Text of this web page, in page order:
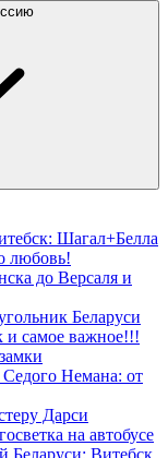
Шагал+Белла
любовь!
до Версаля и
Беларуси
и самое важное!!!
Немана: от
Дарси
на автобусе
Беларуси: Витебск